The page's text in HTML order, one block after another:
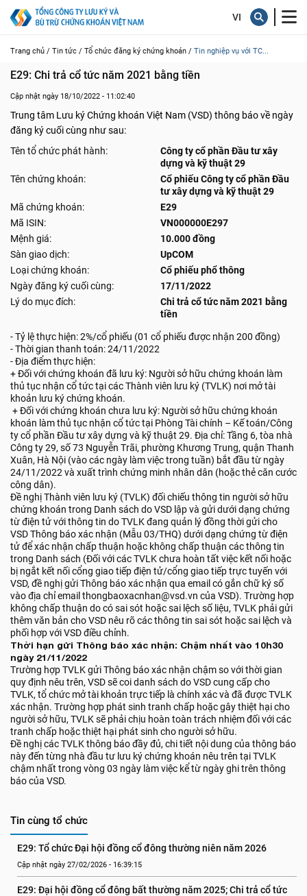
Trang chủ / Tin tức / Tổ chức đăng ký chứng khoán / Tin nghiệp vụ với TC...
E29: Chi trả cổ tức năm 2021 bằng tiền
Cập nhật ngày 18/10/2022 - 11:02:40
Trung tâm Lưu ký Chứng khoán Việt Nam (VSD) thông báo về ngày
đăng ký cuối cùng như sau:
Tên tổ chức phát hành:
Công ty cổ phần Đầu tư xây
dựng và kỹ thuật 29
Tên chứng khoán:
Cổ phiếu Công ty cổ phần Đầu
tư xây dựng và kỹ thuật 29
Mã chứng khoán:
E29
Mã ISIN:
VN000000E297
Mệnh giá:
10.000 đồng
Sàn giao dịch:
UpCOM
Loại chứng khoán:
Cổ phiếu phổ thông
Ngày đăng ký cuối cùng:
17/11/2022
Lý do mục đích:
Chi trả cổ tức năm 2021 bằng
tiền
- Tỷ lệ thực hiện: 2%/cổ phiếu (01 cổ phiếu được nhận 200 đồng)
- Thời gian thanh toán: 24/11/2022
- Địa điểm thực hiện:
+ Đối với chứng khoán đã lưu ký: Người sở hữu chứng khoán làm
thủ tục nhận cổ tức tại các Thành viên lưu ký (TVLK) nơi mở tài
khoản lưu ký chứng khoán.
+ Đối với chứng khoán chưa lưu ký: Người sở hữu chứng khoán
khoán làm thủ tục nhận cổ tức tại Phòng Tài chính – Kế toán/Công
ty cổ phần Đầu tư xây dựng và kỹ thuật 29. Địa chỉ: Tầng 6, tòa nhà
Công ty 29, số 73 Nguyễn Trãi, phường Khương Trung, quận Thanh
Xuân, Hà Nội (vào các ngày làm việc trong tuần) bắt đầu từ ngày
24/11/2022 và xuất trình chứng minh nhân dân (hoặc thẻ căn cước
công dân).
Đề nghị Thành viên lưu ký (TVLK) đối chiếu thông tin người sở hữu
chứng khoán trong Danh sách do VSD lập và gửi dưới dạng chứng
từ điện tử với thông tin do TVLK đang quản lý đồng thời gửi cho
VSD Thông báo xác nhận (Mẫu 03/THQ) dưới dạng chứng từ điện
tử để xác nhận chấp thuận hoặc không chấp thuận các thông tin
trong Danh sách (Đối với các TVLK chưa hoàn tất việc kết nối hoặc
bị ngắt kết nối cổng giao tiếp điện tử/cổng giao tiếp trực tuyến với
VSD, đề nghị gửi Thông báo xác nhận qua email có gắn chữ ký số
vào địa chỉ email thongbaoxacnhan@vsd.vn của VSD). Trường hợp
không chấp thuận do có sai sót hoặc sai lệch số liệu, TVLK phải gửi
thêm văn bản cho VSD nêu rõ các thông tin sai sót hoặc sai lệch và
phối hợp với VSD điều chỉnh.
Thời hạn gửi Thông báo xác nhận: Chậm nhất vào 10h30
ngày 21/11/2022
Trường hợp TVLK gửi Thông báo xác nhận chậm so với thời gian
quy định nêu trên, VSD sẽ coi danh sách do VSD cung cấp cho
TVLK, tổ chức mở tài khoản trực tiếp là chính xác và đã được TVLK
xác nhận. Trường hợp phát sinh tranh chấp hoặc gây thiệt hại cho
người sở hữu, TVLK sẽ phải chịu hoàn toàn trách nhiệm đối với các
tranh chấp hoặc thiệt hại phát sinh cho người sở hữu.
Đề nghị các TVLK thông báo đầy đủ, chi tiết nội dung của thông báo
này đến từng nhà đầu tư lưu ký chứng khoán nêu trên tại TVLK
chậm nhất trong vòng 03 ngày làm việc kể từ ngày ghi trên thông
báo của VSD.
Tin cùng tổ chức
E29: Tổ chức Đại hội đồng cổ đông thường niên năm 2026
Cập nhật ngày 27/02/2026 - 16:39:15
E29: Đại hội đồng cổ đông bất thường năm 2025; Chi trả cổ tức